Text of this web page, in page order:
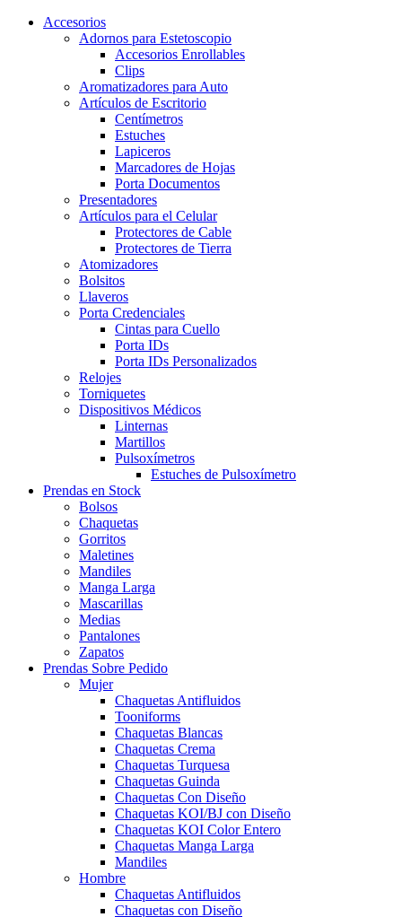
Accesorios
Adornos para Estetoscopio
Accesorios Enrollables
Clips
Aromatizadores para Auto
Artículos de Escritorio
Centímetros
Estuches
Lapiceros
Marcadores de Hojas
Porta Documentos
Presentadores
Artículos para el Celular
Protectores de Cable
Protectores de Tierra
Atomizadores
Bolsitos
Llaveros
Porta Credenciales
Cintas para Cuello
Porta IDs
Porta IDs Personalizados
Relojes
Torniquetes
Dispositivos Médicos
Linternas
Martillos
Pulsoxímetros
Estuches de Pulsoxímetro
Prendas en Stock
Bolsos
Chaquetas
Gorritos
Maletines
Mandiles
Manga Larga
Mascarillas
Medias
Pantalones
Zapatos
Prendas Sobre Pedido
Mujer
Chaquetas Antifluidos
Tooniforms
Chaquetas Blancas
Chaquetas Crema
Chaquetas Turquesa
Chaquetas Guinda
Chaquetas Con Diseño
Chaquetas KOI/BJ con Diseño
Chaquetas KOI Color Entero
Chaquetas Manga Larga
Mandiles
Hombre
Chaquetas Antifluidos
Chaquetas con Diseño